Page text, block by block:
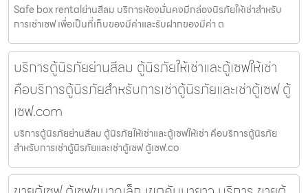
Safe box rentalย่านสีลม บริการห้องมั่นคงมีกล่องนิรภัยให้เช่าสำหรับ
การเช่าเซฟ เพื่อเป็นที่เก็บของมีค่าและรับฝากของมีค่า ต
บริการตู้นิรภัยย่านสีลม ตู้นิรภัยให้เช่าและตู้เซฟให้เช่า
คือบริการตู้นิรภัยสำหรับการเช่าตู้นิรภัยและเช่าตู้เซฟ ตู้
เซฟ.com
บริการตู้นิรภัยย่านสีลม ตู้นิรภัยให้เช่าและตู้เซฟให้เช่า คือบริการตู้นิรภัย
สำหรับการเช่าตู้นิรภัยและเช่าตู้เซฟ ตู้เซฟ.co